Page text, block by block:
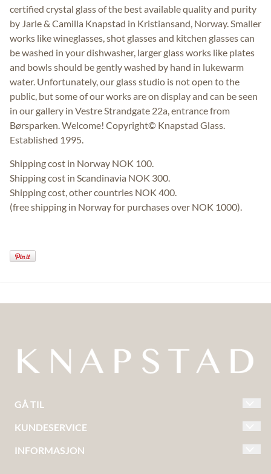
certified crystal glass of the best available quality and purity
by Jarle & Camilla Knapstad in Kristiansand, Norway. Smaller
works like wineglasses, shot glasses and kitchen glasses can
be washed in your dishwasher, larger glass works like plates
and bowls should be gently washed by hand in lukewarm
water. Unfortunately, our glass studio is not open to the
public, but some of our works are on display and can be seen
in our gallery in Vestre Strandgate 22a, entrance from
Børsparken. Welcome! Copyright© Knapstad Glass.
Established 1995.
Shipping cost in Norway NOK 100.
Shipping cost in Scandinavia NOK 300.
Shipping cost, other countries NOK 400.
(free shipping in Norway for purchases over NOK 1000).
GÅ TIL
STETTEGLASS
SMÅGLASS
KUNDESERVICE
VILKÅR OG BETINGELSER
INFORMASJON